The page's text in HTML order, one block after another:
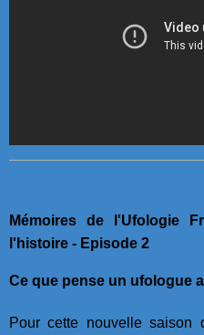
Mémoires de l'Ufologie
l'histoire - Episode 2
Ce que pense un ufologue
Pour cette nouvelle saison